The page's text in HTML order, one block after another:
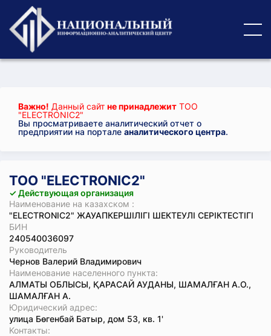
Важно! Данный сайт не принадлежит ТОО
"ELECTRONIC2"
Вы просматриваете аналитический отчет о
предприятии на портале аналитического центра.
ТОО "ELECTRONIC2"
✓ Действующая организация
Наименование на казахском :
"ELECTRONIC2" ЖАУАПКЕРШІЛІГІ ШЕКТЕУЛІ СЕРІКТЕСТІГІ
БИН
240540036097
Руководитель
Чернов Валерий Владимирович
Наименование населенного пункта:
АЛМАТЫ ОБЛЫСЫ, ҚАРАСАЙ АУДАНЫ, ШАМАЛҒАН А.О.,
ШАМАЛҒАН А.
Юридический адрес:
улица Бөгенбай Батыр, дом 53, кв. 1'
Koнтaкты: